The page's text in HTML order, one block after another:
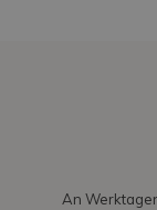
An